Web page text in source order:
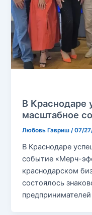
В Краснодаре
масштабное
Любовь Гавриш/07/
В Краснодаре
событие «Мерч-
краснодарском
состоялось